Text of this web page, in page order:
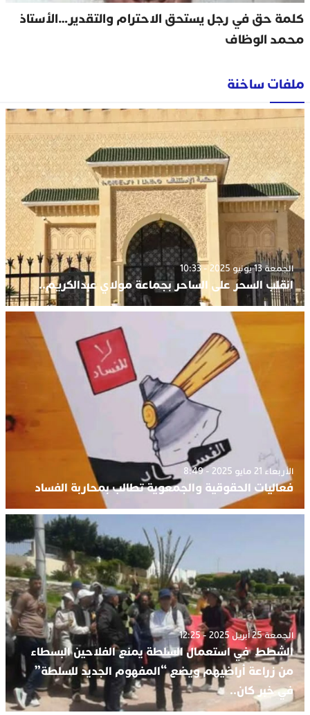
كلمة حق في رجل يستحق الاحترام والتقدير…الأستاذ
محمد الوظاف
ملفات ساخنة
الجمعة 13 يونيو 2025 - 10:33
انقلب السحر على الساحر بجماعة مولاي عبدالكريم..
الأربعاء 21 مايو 2025 - 8:49
فعاليات الحقوقية والجمعوية تطالب بمحاربة الفساد
الجمعة 25 أبريل 2025 - 12:25
الشطط في استعمال السلطة يمنع الفلاحين البسطاء
من زراعة أراضيهم ويضع “المفهوم الجديد للسلطة”
في خبر كان..